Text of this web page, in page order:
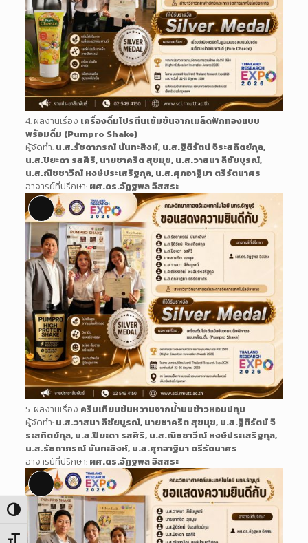
Toggle High Contrast
4. ผลงานเรื่อง เครื่องดื่มโปรตีนเข้มข้นจากเมล็ดฟักทองแบบ
พร้อมดื่ม (Pumpro Shake)
ผู้จัดทำ: น.ส.รัชดาภรณ์ นันทะสิงห์, น.ส.ฐิติรัตน์ จิระสถิตย์กุล,
น.ส.ปิยะดา รสศิริ, นายชาคริต สุขมุข, น.ส.วาสนา ลีชัยบูรณ์,
น.ส.ณิชชาวีณ์ หงษ์ประเสริฐกุล, น.ส.ศุภอาฐิมา ตรีรัตนาศร
อาจารย์ที่ปรึกษา: ผศ.ดร.อัฏฐพล อิสสระ
Long
Description
5. ผลงานเรื่อง ครีมเทียมข้นหวานจากน้ำนมข้าวหอมปทุม
ผู้จัดทำ: น.ส.วาสนา ลีชัยบูรณ์, นายชาคริต สุขมุข, น.ส.ฐิติรัตน์ จิ
ระสถิตย์กุล, น.ส.ปิยะดา รสศิริ, น.ส.ณิชชาวีณ์ หงษ์ประเสริฐกุล,
น.ส.รัชดาภรณ์ นันทะสิงห์, น.ส.ศุภอาฐิมา ตรีรัตนาศร
อาจารย์ที่ปรึกษา:ผศ.ดร.อัฏฐพล อิสสระ
Long
Description